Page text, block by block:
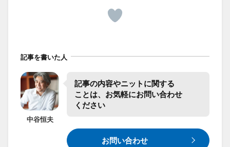
記事を書いた人
中谷恒夫
記事の​内容や​ニットに​関する​
ことは、​お気軽に​お問い合わせ​
ください
お問い合わせ